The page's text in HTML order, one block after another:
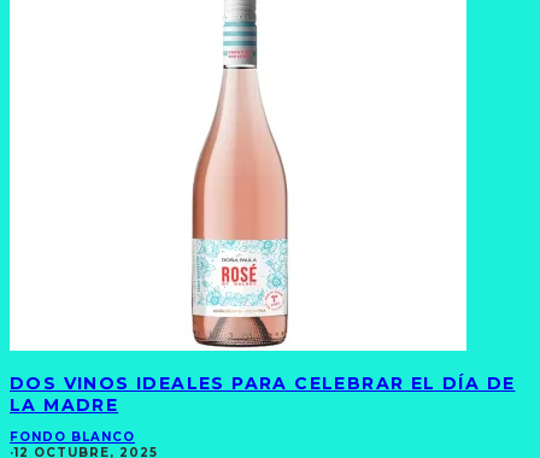
DOS VINOS IDEALES PARA CELEBRAR EL DÍA DE
LA MADRE
FONDO BLANCO
·12 OCTUBRE, 2025